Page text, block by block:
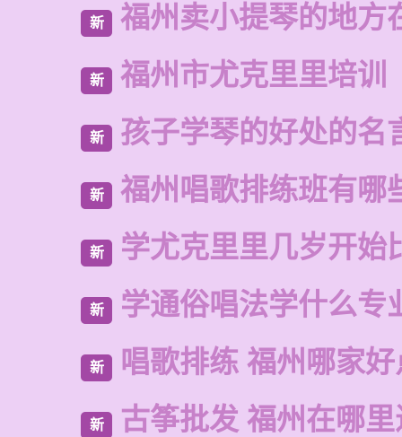
新 福州卖小提琴的地方
新 福州市尤克里里培训
新 孩子学琴的好处的名
新 福州唱歌排练班有哪
新 学尤克里里几岁开始
新 学通俗唱法学什么专
新 唱歌排练 福州哪家好
新 古筝批发 福州在哪